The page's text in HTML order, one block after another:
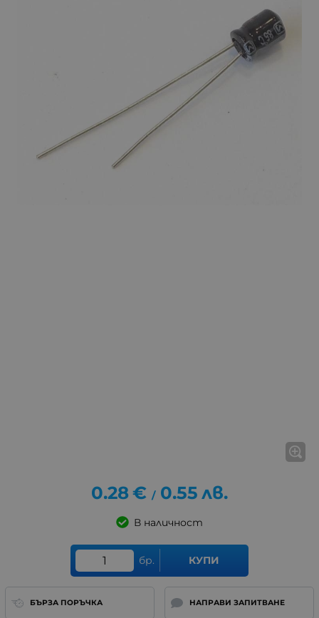
0.28€ / 0.55 лв.
В наличност
бр. КУПИ
БЪРЗА ПОРЪЧКА НАПРАВИ ЗАПИТВАНЕ